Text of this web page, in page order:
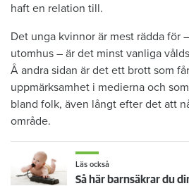
haft en relation till.
Det unga kvinnor är mest rädda för
utomhus – är det minst vanliga
Å andra sidan är det ett brott som
uppmärksamhet i medierna och
bland folk, även långt efter det att
område.
Läs också
Så här barnsäkrar du